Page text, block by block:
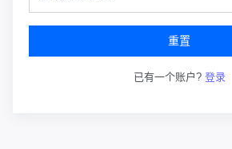
重置
已有一个账户? 登录